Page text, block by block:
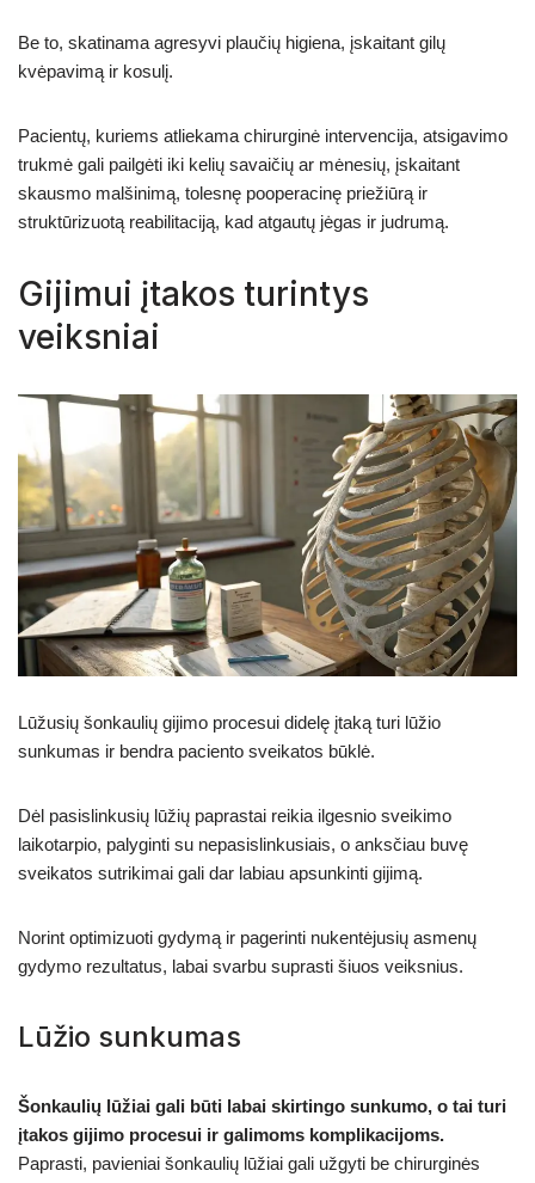
Be to, skatinama agresyvi plaučių higiena, įskaitant gilų
kvėpavimą ir kosulį.
Pacientų, kuriems atliekama chirurginė intervencija, atsigavimo
trukmė gali pailgėti iki kelių savaičių ar mėnesių, įskaitant
skausmo malšinimą, tolesnę pooperacinę priežiūrą ir
struktūrizuotą reabilitaciją, kad atgautų jėgas ir judrumą.
Gijimui įtakos turintys
veiksniai
Lūžusių šonkaulių gijimo procesui didelę įtaką turi lūžio
sunkumas ir bendra paciento sveikatos būklė.
Dėl pasislinkusių lūžių paprastai reikia ilgesnio sveikimo
laikotarpio, palyginti su nepasislinkusiais, o anksčiau buvę
sveikatos sutrikimai gali dar labiau apsunkinti gijimą.
Norint optimizuoti gydymą ir pagerinti nukentėjusių asmenų
gydymo rezultatus, labai svarbu suprasti šiuos veiksnius.
Lūžio sunkumas
Šonkaulių lūžiai gali būti labai skirtingo sunkumo, o tai turi
įtakos gijimo procesui ir galimoms komplikacijoms.
Paprasti, pavieniai šonkaulių lūžiai gali užgyti be chirurginės